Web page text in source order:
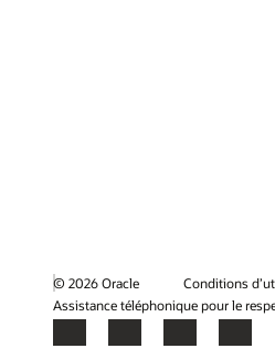
© 2026 Oracle Conditions
Assistance téléphonique pour le
Facebook
X LinkedInYouTube